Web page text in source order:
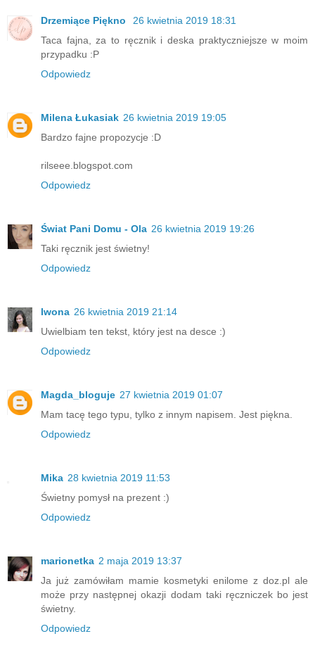
Drzemiące Piękno
26 kwietnia 2019 18:31
Taca fajna, za to ręcznik i deska praktyczniejsze w moim
przypadku :P
Odpowiedz
Milena Łukasiak 26 kwietnia 2019 19:05
Bardzo fajne propozycje :D
rilseee.blogspot.com
Odpowiedz
Świat Pani Domu - Ola 26 kwietnia 2019 19:26
Taki ręcznik jest świetny!
Odpowiedz
Iwona 26 kwietnia 2019 21:14
Uwielbiam ten tekst, który jest na desce :)
Odpowiedz
Magda_bloguje 27 kwietnia 2019 01:07
Mam tacę tego typu, tylko z innym napisem. Jest piękna.
Odpowiedz
Mika 28 kwietnia 2019 11:53
Świetny pomysł na prezent :)
Odpowiedz
marionetka 2 maja 2019 13:37
Ja już zamówiłam mamie kosmetyki enilome z doz.pl ale
może przy następnej okazji dodam taki ręczniczek bo jest
świetny.
Odpowiedz